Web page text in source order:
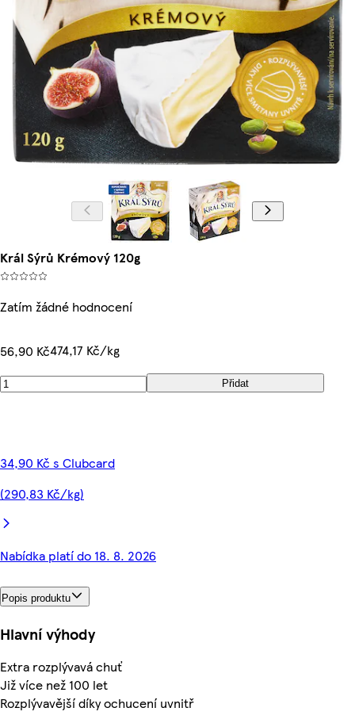
Král Sýrů Krémový 120g
Zatím žádné hodnocení
56,90 Kč474,17 Kč/kg
Přidat
34,90 Kč s Clubcard
(290,83 Kč/kg)
Nabídka platí do 18. 8. 2026
Popis produktu
Hlavní výhody
Extra rozplývavá chuť
Již více než 100 let
Rozplývavější díky ochucení uvnitř